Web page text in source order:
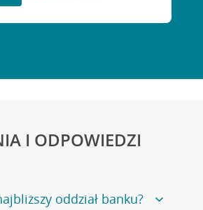
I ODPOWIEDZI
oddział banku?